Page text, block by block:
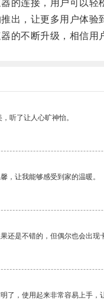
连接，用户可以轻松
，让更多用户体验
不断升级，相信用
听了让人心旷神怡。
，让我能够感受到家的温暖。
还是不错的，但偶尔也会出现
了，使用起来非常容易上手，